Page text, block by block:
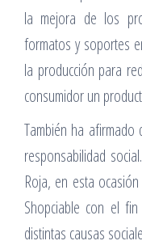
la mejora de los
formatos y soportes
la producción para
consumidor un
También ha
responsabilidad
Roja, en esta
Shopciable con el
distintas causas